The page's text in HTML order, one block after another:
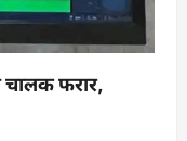
चालक फरार,